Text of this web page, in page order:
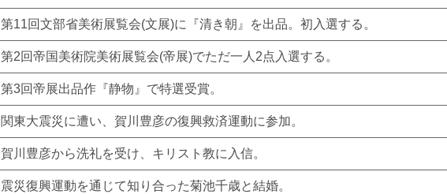
第11回文部省美術展覧会(文展)に『清き朝』を出品。初入選する。
第2回帝国美術院美術展覧会(帝展)でただ一人2点入選する。
第3回帝展出品作『静物』で特選受賞。
関東大震災に遭い、賀川豊彦の復興救済運動に参加。
賀川豊彦から洗礼を受け、キリスト教に入信。
震災復興運動を通じて知り合った菊池千歳と結婚。